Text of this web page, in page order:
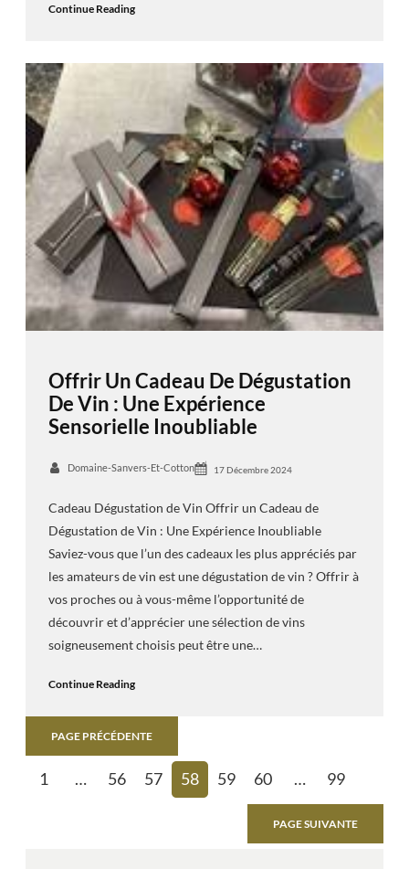
Continue Reading
Offrir Un Cadeau De Dégustation
De Vin : Une Expérience
Sensorielle Inoubliable
Domaine-Sanvers-Et-Cotton 17 Décembre 2024
Cadeau Dégustation de Vin Offrir un Cadeau de
Dégustation de Vin : Une Expérience Inoubliable
Saviez-vous que l’un des cadeaux les plus appréciés par
les amateurs de vin est une dégustation de vin ? Offrir à
vos proches ou à vous-même l’opportunité de
découvrir et d’apprécier une sélection de vins
soigneusement choisis peut être une…
Continue Reading
PAGE PRÉCÉDENTE
1 … 56 57 58 59 60 … 99
PAGE SUIVANTE